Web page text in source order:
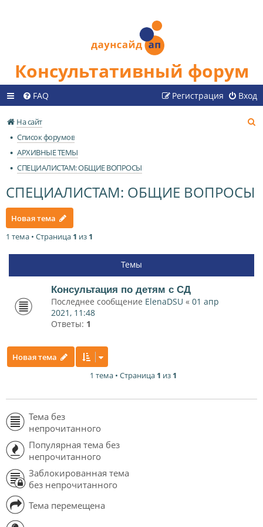
Консультативный форум
FAQ Вход
Регистрация
На сайт
Список форумов
АРХИВНЫЕ ТЕМЫ
СПЕЦИАЛИСТАМ: ОБЩИЕ ВОПРОСЫ
СПЕЦИАЛИСТАМ: ОБЩИЕ ВОПРОСЫ
Новая тема
1 тема • Страница 1 из 1
Темы
Консультация по детям с СД
Последнее сообщение ElenaDSU « 01 апр
2021, 11:48
Ответы: 1
Новая тема
1 тема • Страница 1 из 1
Тема без
непрочитанного
Популярная тема без
непрочитанного
Заблокированная тема
без непрочитанного
Тема перемещена